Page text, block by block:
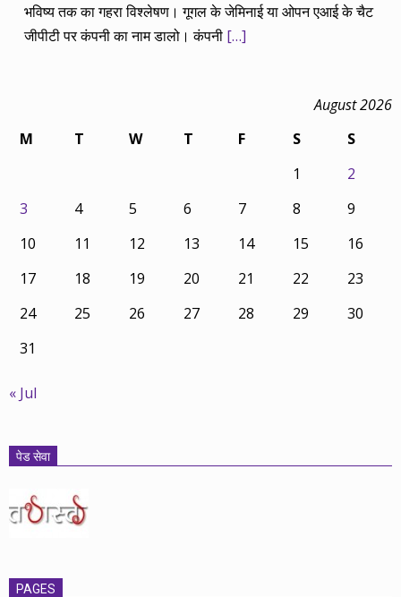
भविष्य तक का गहरा विश्लेषण। गूगल के जेमिनाई या ओपन एआई के चैट
जीपीटी पर कंपनी का नाम डालो। कंपनी […]
August 2026
M
T W T F S
S
1
2
3
4 5 6 7 8
9
10
11 12 13 14 15
16
17
18 19 20 21 22
23
24
25 26 27 28 29
30
31
« Jul
पेड सेवा
PAGES